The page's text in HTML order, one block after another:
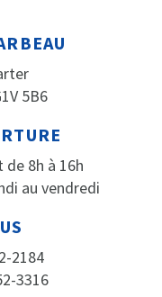
5B6
8h à 16h
au vendredi
2184
3316